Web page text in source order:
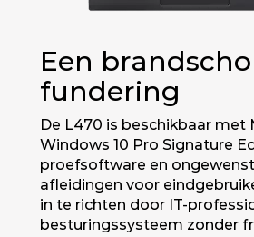
Een
fundering
De L470 is beschikbaar met
Windows 10 Pro Signature
proefsoftware en
afleidingen voor
in te richten door IT-
besturingssysteem zonder